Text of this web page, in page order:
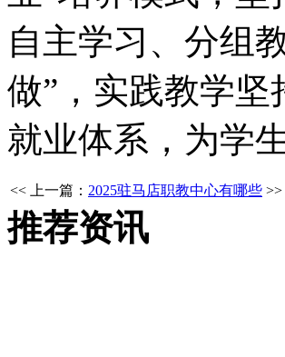
自主学习、分组
做”，实践教学坚
就业体系，为学
<< 上一篇： 2025驻马店职教中心有哪些 >>
推荐资讯